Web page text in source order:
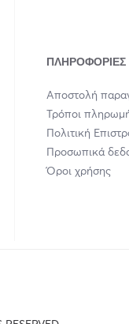
ΠΛΗΡΟΦΟΡΊΕΣ
Αποστολή
Τρόποι
Πολιτική
Προσωπικά
Όροι χρήσης